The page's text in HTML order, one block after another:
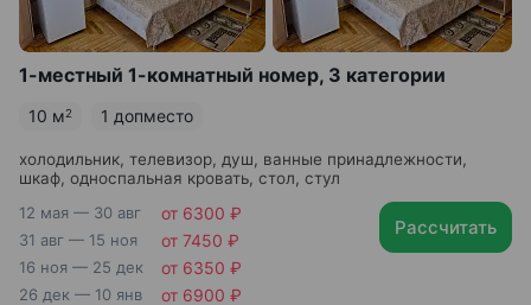
1-местный 1-комнатный номер, 3 категории
10 м2 1 допместо
холодильник, телевизор, душ, ванные принадлежности,
шкаф, односпальная кровать, стол, стул
12 мая — 30 авг
от 6300 ₽
31 авг — 15 ноя от 7450 ₽
16 ноя — 25 дек от 6350 ₽
26 дек — 10 янв от 6900 ₽
Рассчитать